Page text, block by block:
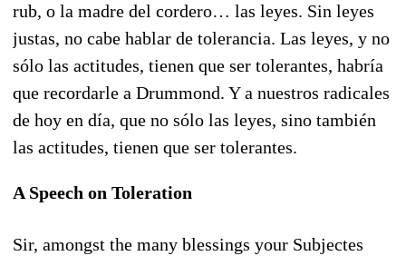
rub, o la madre del cordero… las leyes. Sin leyes
justas, no cabe hablar de tolerancia. Las leyes, y no
sólo las actitudes, tienen que ser tolerantes, habría
que recordarle a Drummond. Y a nuestros radicales
de hoy en día, que no sólo las leyes, sino también
las actitudes, tienen que ser tolerantes.
A Speech on Toleration
Sir, amongst the many blessings your Subjectes